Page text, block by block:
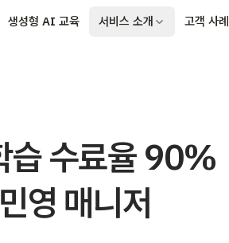
생성형 AI 교육 서비스 소개 고객 사례
습 수료율 90%
영 매니저